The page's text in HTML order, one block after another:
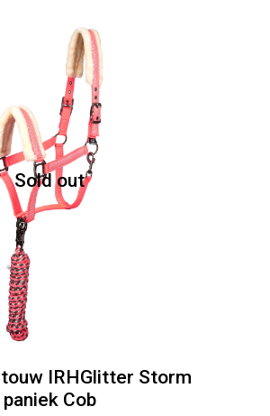
Sold out
IRHGlitter Storm
paniek Cob